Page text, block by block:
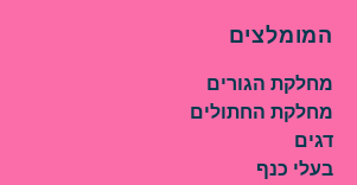
המומלצים
מחלקת הגורים
מחלקת החתולים
דגים
בעלי כנף